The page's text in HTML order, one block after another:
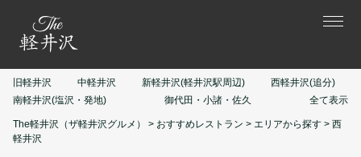
旧軽井沢 中軽井沢 新軽井沢(軽井沢駅周辺)
西軽井沢(追分)
南軽井沢(塩沢・発地)
御代田・小諸・佐久 全て表示
The軽井沢（ザ軽井沢グルメ） > おすすめレストラン > エリアから探す > 西
軽井沢